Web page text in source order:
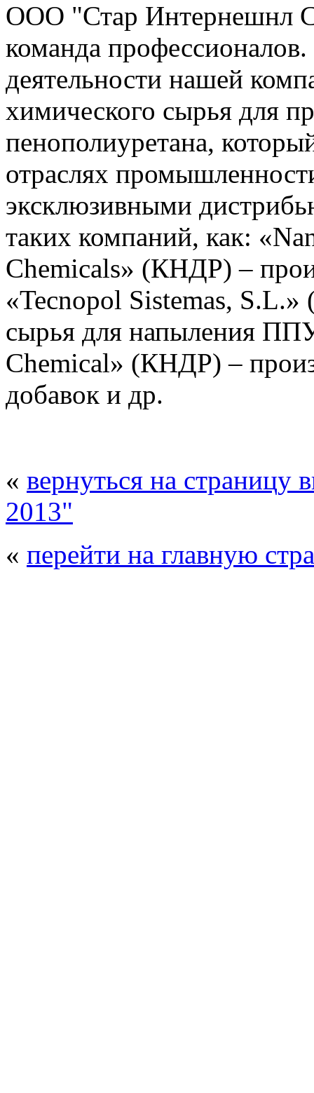
ООО "Стар Интернешнл
команда
деятельности нашей
химического сырья для
пенополиуретана,
отраслях
эксклюзивными
таких компаний, как:
Chemicals» (КНДР) –
«Tecnopol Sistemas,
сырья для напыления
Chemical» (КНДР) –
добавок и др.
« вернуться на страницу
2013"
« перейти на главную